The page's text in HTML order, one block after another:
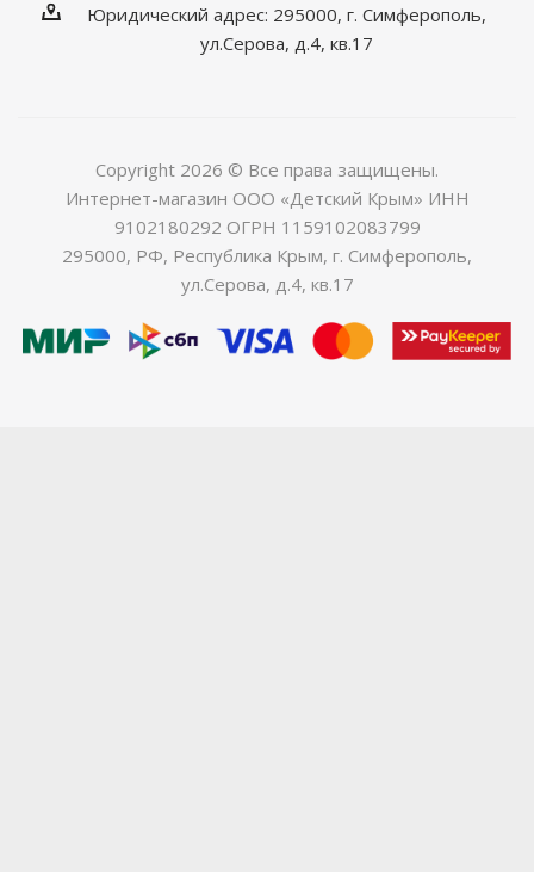
Юридический адрес: 295000, г. Симферополь,
ул.Серова, д.4, кв.17
Copyright 2026 © Все права защищены.
Интернет-магазин ООО «Детский Крым» ИНН
9102180292 ОГРН 1159102083799
295000, РФ, Республика Крым, г. Симферополь,
ул.Серова, д.4, кв.17